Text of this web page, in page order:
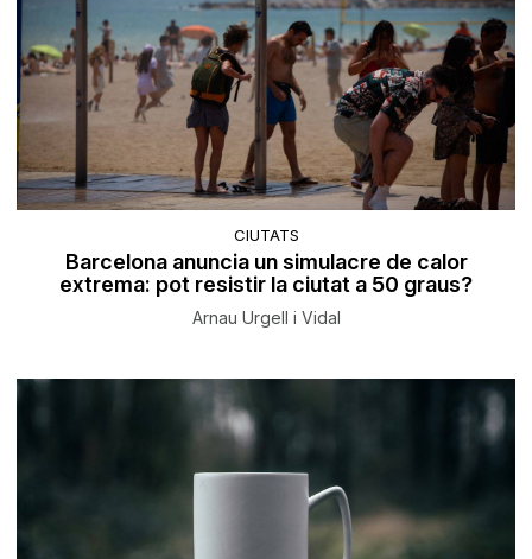
CIUTATS
Barcelona anuncia un simulacre de calor
extrema: pot resistir la ciutat a 50 graus?
Arnau Urgell i Vidal